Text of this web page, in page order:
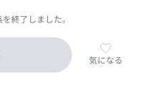
終了しました。
気になる